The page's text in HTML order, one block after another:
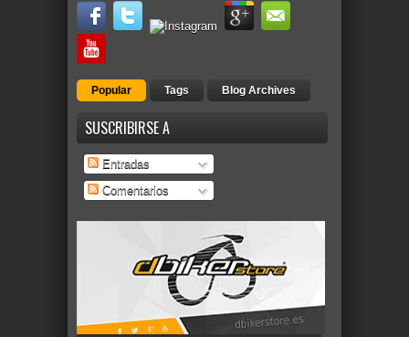
Popular Tags Blog Archives
SUSCRIBIRSE A
Entradas
Comentarios